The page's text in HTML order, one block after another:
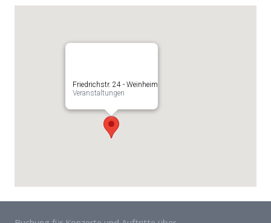
Friedrichstr. 24 - Weinheim
Veranstaltungen